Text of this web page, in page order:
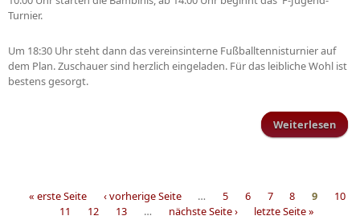
Turnier.
Um 18:30 Uhr steht dann das vereinsinterne Fußballtennisturnier auf
dem Plan. Zuschauer sind herzlich eingeladen. Für das leibliche Wohl ist
bestens gesorgt.
Weiterlesen
« erste Seite ‹ vorherige Seite … 5 6 7 8 9
10
11
12 13 … nächste Seite › letzte Seite »